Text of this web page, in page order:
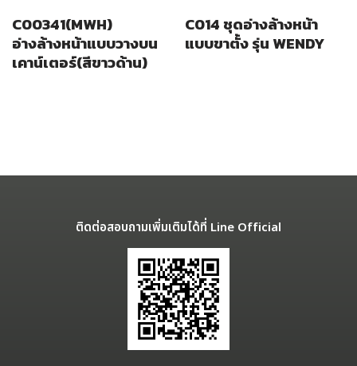
C00341(MWH)
อ่างล้างหน้าแบบวางบน
เคาน์เตอร์(สีขาวด้าน)
C014 ชุดอ่างล้างหน้า
แบบขาตั้ง รุ่น WENDY
ติดต่อสอบถามเพิ่มเติมได้ที่ Line Official